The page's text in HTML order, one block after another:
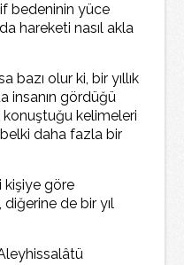
bedeninin yüce
hareketi nasıl akla
bazı olur ki, bir yıllık
insanın gördüğü
konuştuğu kelimeleri
daha fazla bir
kişiye göre
de bir yıl